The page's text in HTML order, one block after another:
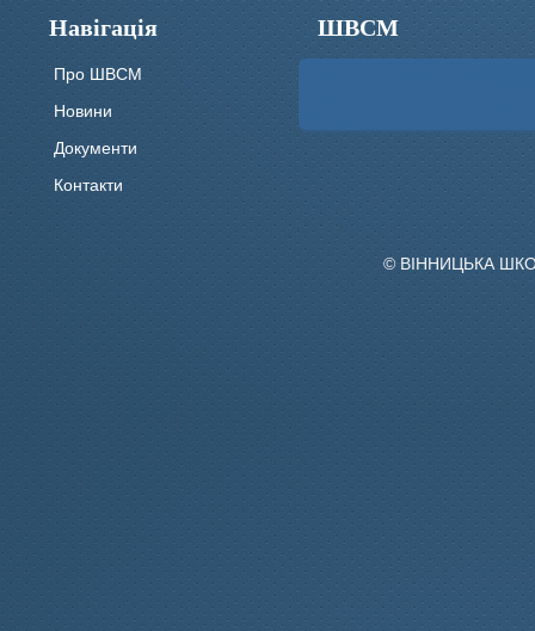
Навігація
Про ШВСМ
Новини
Документи
Контакти
ШВСМ
© ВІННИЦЬКА